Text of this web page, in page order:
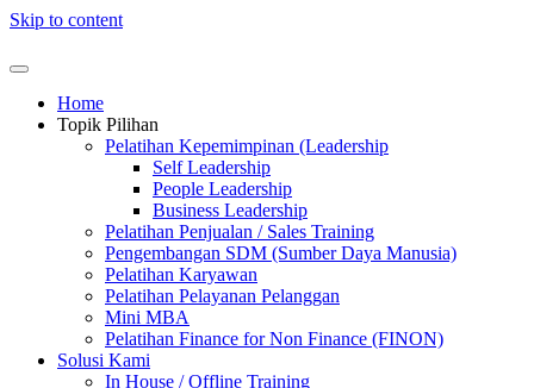
Skip to content
Home
Topik Pilihan
Pelatihan Kepemimpinan (Leadership
Self Leadership
People Leadership
Business Leadership
Pelatihan Penjualan / Sales Training
Pengembangan SDM (Sumber Daya Manusia)
Pelatihan Karyawan
Pelatihan Pelayanan Pelanggan
Mini MBA
Pelatihan Finance for Non Finance (FINON)
Solusi Kami
In House / Offline Training